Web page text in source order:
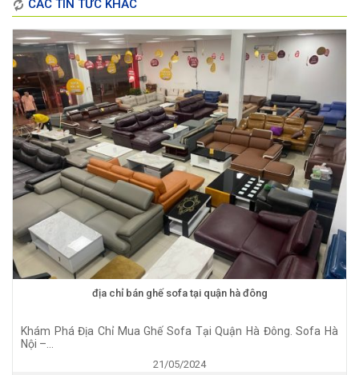
CÁC TIN TỨC KHÁC
địa chỉ bán ghế sofa tại quận hà đông
Khám Phá Địa Chỉ Mua Ghế Sofa Tại Quận Hà Đông. Sofa Hà
Nội –...
21/05/2024